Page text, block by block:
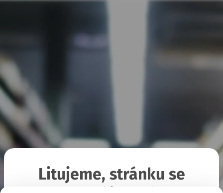
Litujeme, stránku se